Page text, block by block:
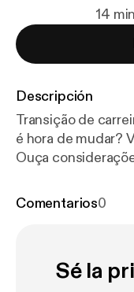
14
Descripción
Transição de carreira
é hora de mudar? Vale a pena começar do zero?
Ouça
Comentarios0
Sé la